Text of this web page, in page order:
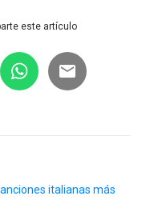
este artículo
italianas más